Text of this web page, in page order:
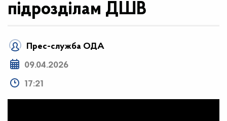
підрозділам ДШВ
Прес-служба ОДА
09.04.2026
17:21